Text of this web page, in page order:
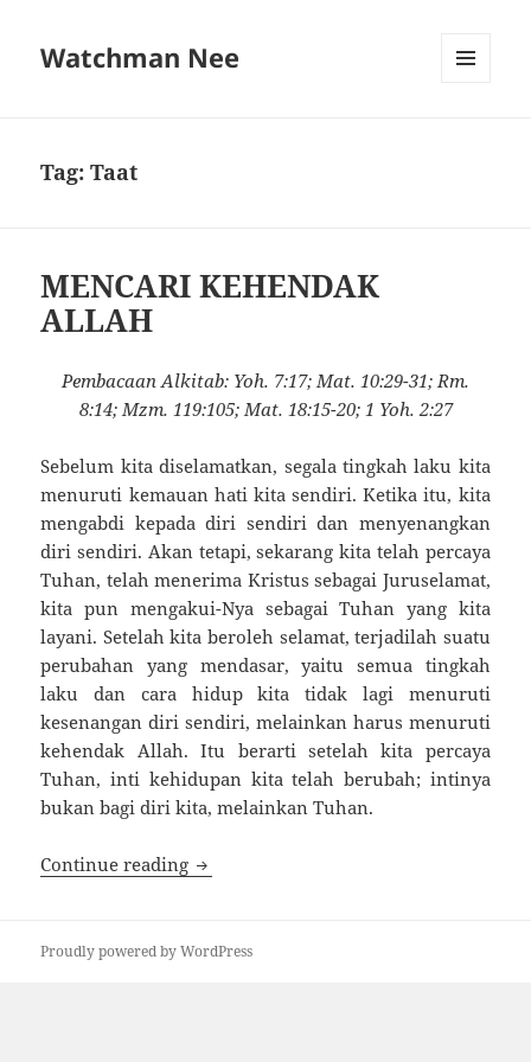
Watchman Nee
Tag:Taat
MENCARI KEHENDAK
ALLAH
Pembacaan Alkitab: Yoh. 7:17; Mat. 10:29-31; Rm.
8:14; Mzm. 119:105; Mat. 18:15-20; 1 Yoh. 2:27
Sebelum kita diselamatkan, segala tingkah laku kita
menuruti kemauan hati kita sendiri. Ketika itu, kita
mengabdi kepada diri sendiri dan menyenangkan
diri sendiri. Akan tetapi, se­karang kita telah percaya
Tuhan, telah menerima Kristus sebagai Juruselamat,
kita pun mengakui-Nya sebagai Tuhan yang kita
layani. Setelah kita beroleh selamat, terjadilah suatu
per­ubahan yang mendasar, yaitu semua tingkah
laku dan cara hidup kita tidak lagi menuruti
kesenangan diri sen­diri, melainkan harus menuruti
kehendak Allah. Itu ber­arti setelah kita percaya
Tuhan, inti kehidupan kita te­lah berubah; intinya
bukan bagi diri kita, melainkan Tuhan.
Continue reading MENCARI KEHENDAK ALLAH
Proudly powered by WordPress